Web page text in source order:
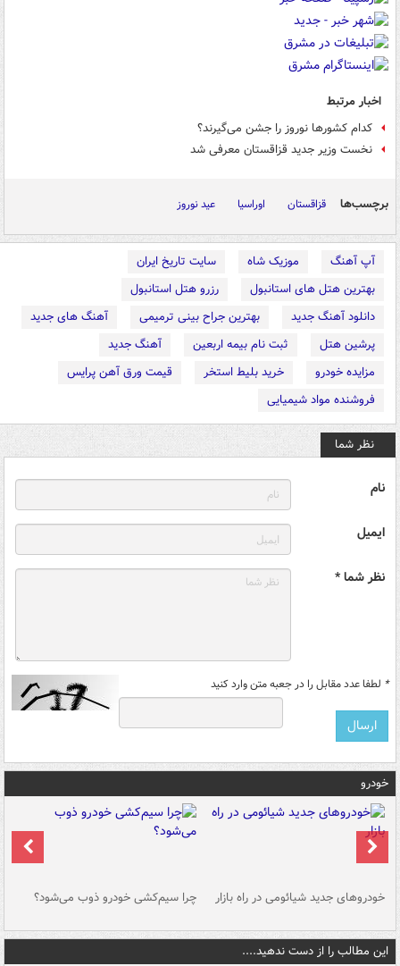
اخبار مرتبط
کدام کشورها نوروز را جشن می‌گیرند؟
نخست وزیر جدید قزاقستان معرفی شد
برچسب‌ها قزاقستان اوراسیا عید نوروز
آپ آهنگ موزیک شاه
سایت تاریخ ایران
بهترین هتل های استانبول
رزرو هتل استانبول
دانلود آهنگ جدید
بهترین جراح بینی ترمیمی
آهنگ های جدید
پرشین هتل
ثبت نام بیمه اربعین
آهنگ جدید
مزایده خودرو
خرید بلیط استخر
قیمت ورق آهن پرایس
فروشنده مواد شیمیایی
نظر شما
نام
ایمیل
نظر شما *
* لطفا عدد مقابل را در جعبه متن وارد کنید
خودرو
خودروهای جدید شیائومی در راه بازار چرا سیم‌کشی خودرو ذوب می‌شود؟
این مطالب را از دست ندهید....